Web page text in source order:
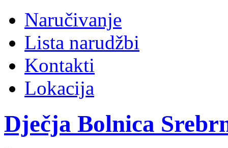
Naručivanje
Lista narudžbi
Kontakti
Lokacija
Dječja Bolnica